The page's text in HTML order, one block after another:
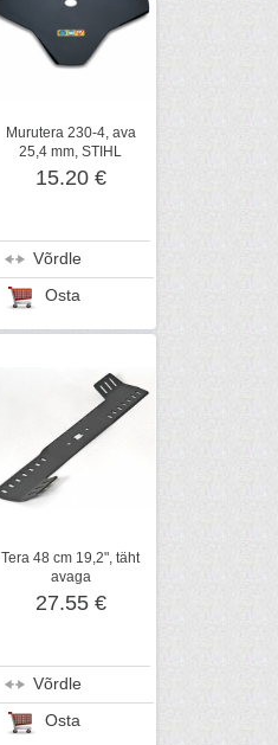
Murutera 230-4, ava
25,4 mm, STIHL
15.20 €
Võrdle
Osta
Tera 48 cm 19,2", täht
avaga
27.55 €
Võrdle
Osta